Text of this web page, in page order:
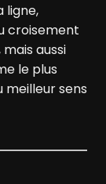
ligne,
croisement
aussi
le plus
meilleur sens